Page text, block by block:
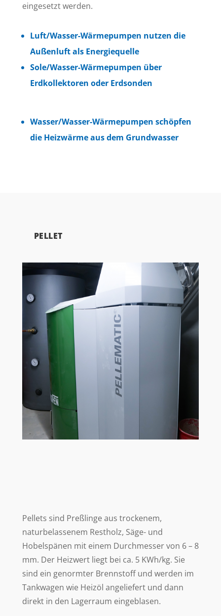
eingesetzt werden.
Luft/Wasser-Wärmepumpen nutzen die
Außenluft als Energiequelle
Sole/Wasser-Wärmepumpen über
Erdkollektoren oder Erdsonden
Wasser/Wasser-Wärmepumpen schöpfen
die Heizwärme aus dem Grundwasser
PELLET
Pellets sind Preßlinge aus trockenem,
naturbelassenem Restholz, Säge- und
Hobelspänen mit einem Durchmesser von 6 – 8
mm. Der Heizwert liegt bei ca. 5 KWh/kg. Sie
sind ein genormter Brennstoff und werden im
Tankwagen wie Heizöl angeliefert und dann
direkt in den Lagerraum eingeblasen.